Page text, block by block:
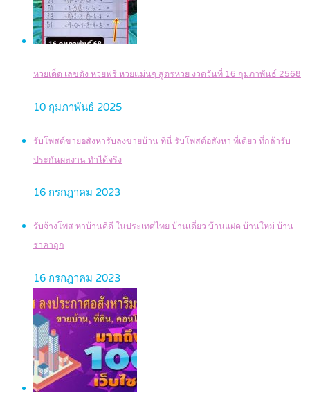
หวยเด็ด เลขดัง หวยฟรี หวยแม่นๆ สูตรหวย งวดวันที่ 16 กุมภาพันธ์ 2568
10 กุมภาพันธ์ 2025
รับโพสต์ขายอสังหารับลงขายบ้าน ที่นี่ รับโพสต์อสังหา ที่เดียว ที่กล้ารับ
ประกันผลงาน ทำได้จริง
16 กรกฎาคม 2023
รับจ้างโพส หาบ้านดีดี ในประเทศไทย บ้านเดี่ยว บ้านแฝด บ้านใหม่ บ้าน
ราคาถูก
16 กรกฎาคม 2023